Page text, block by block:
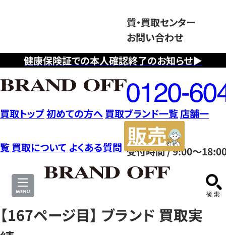
健康保険証での本人確認終了のお知らせ▶
質・買取センター
お問い合わせ
フ
リ
ー
ダ
イ
ヤ
ル
0120604117
受付時間 / 9:00～
買取トップ初めての方へ 買取ブランド一覧店舗一
覧 買取について よくある質問
サ
【167ページ目】 ブランド 買取実